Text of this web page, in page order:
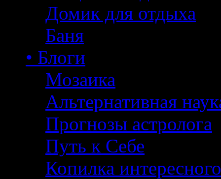
Домик для отдыха
Баня
• Блоги
Мозаика
Альтернативная
Прогнозы астролога
Путь к Себе
Копилка интересного